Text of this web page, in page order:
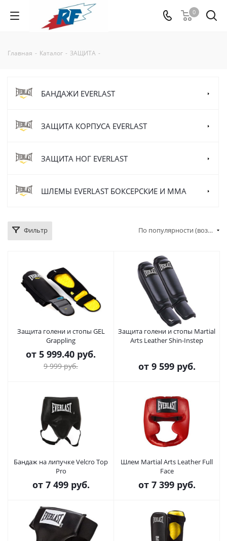
0
Главная - Каталог - ЗАЩИТА -
БАНДАЖИ EVERLAST
ЗАЩИТА КОРПУСА EVERLAST
ЗАЩИТА НОГ EVERLAST
ШЛЕМЫ EVERLAST БОКСЕРСКИЕ И MMA
Фильтр По популярности (возрастание)
Защита голени и стопы GEL
Grappling
от 5 999.40 руб.
9 999 руб.
Защита голени и стопы Martial
Arts Leather Shin-Instep
от 9 599 руб.
Бандаж на липучке Velcro Top
Pro
от 7 499 руб.
Шлем Martial Arts Leather Full
Face
от 7 399 руб.